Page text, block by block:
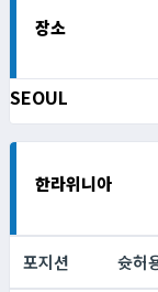
장소
SEOUL
한라위니아
포지션 슛허